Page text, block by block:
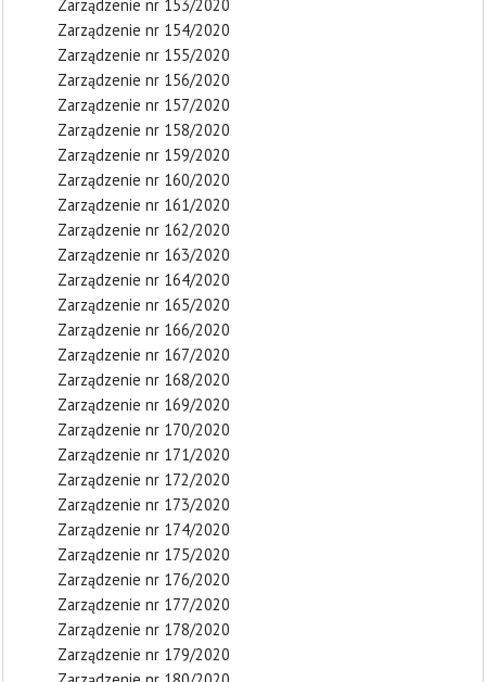
Zarządzenie nr 153/2020
Zarządzenie nr 154/2020
Zarządzenie nr 155/2020
Zarządzenie nr 156/2020
Zarządzenie nr 157/2020
Zarządzenie nr 158/2020
Zarządzenie nr 159/2020
Zarządzenie nr 160/2020
Zarządzenie nr 161/2020
Zarządzenie nr 162/2020
Zarządzenie nr 163/2020
Zarządzenie nr 164/2020
Zarządzenie nr 165/2020
Zarządzenie nr 166/2020
Zarządzenie nr 167/2020
Zarządzenie nr 168/2020
Zarządzenie nr 169/2020
Zarządzenie nr 170/2020
Zarządzenie nr 171/2020
Zarządzenie nr 172/2020
Zarządzenie nr 173/2020
Zarządzenie nr 174/2020
Zarządzenie nr 175/2020
Zarządzenie nr 176/2020
Zarządzenie nr 177/2020
Zarządzenie nr 178/2020
Zarządzenie nr 179/2020